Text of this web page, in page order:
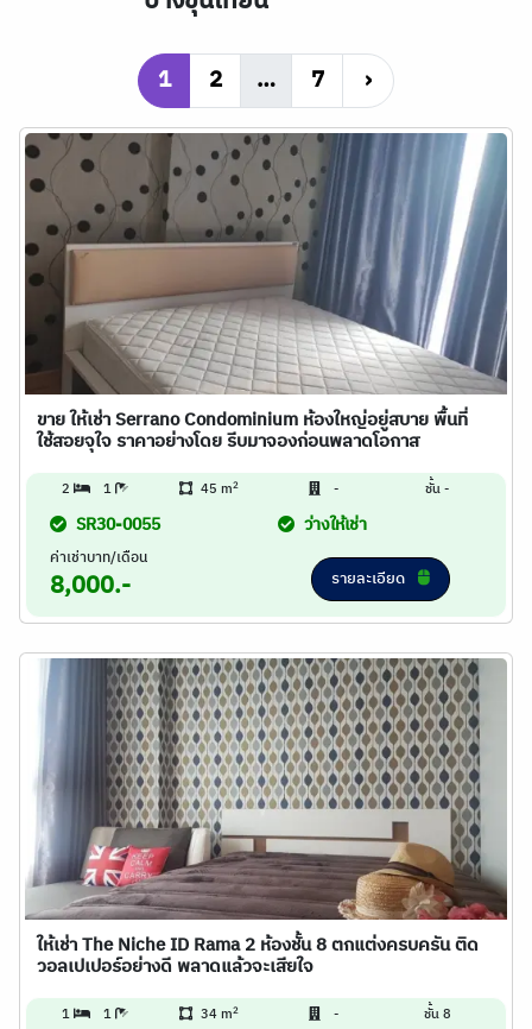
1 2 … 7 ›
ขาย ให้เช่า Serrano Condominium ห้องใหญ่อยู่สบาย พื้นที่
ใช้สอยจุใจ ราคาอย่างโดย รีบมาจองก่อนพลาดโอกาส
2 1 45 m2 - ชั้น -
SR30-0055 ว่างให้เช่า
ค่าเช่าบาท/เดือน
8,000.- รายละเอียด
ให้เช่า The Niche ID Rama 2 ห้องชั้น 8 ตกแต่งครบครัน ติด
วอลเปเปอร์อย่างดี พลาดแล้วจะเสียใจ
1 1 34 m2 - ชั้น 8